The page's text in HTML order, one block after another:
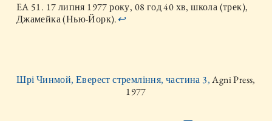
EA 51. 17 липня 1977 року, 08 год 40 хв, школа (трек),
Джамейка (Нью-Йорк).↩
Шрі Чинмой, Еверест стремління, частина 3,Agni Press,
1977